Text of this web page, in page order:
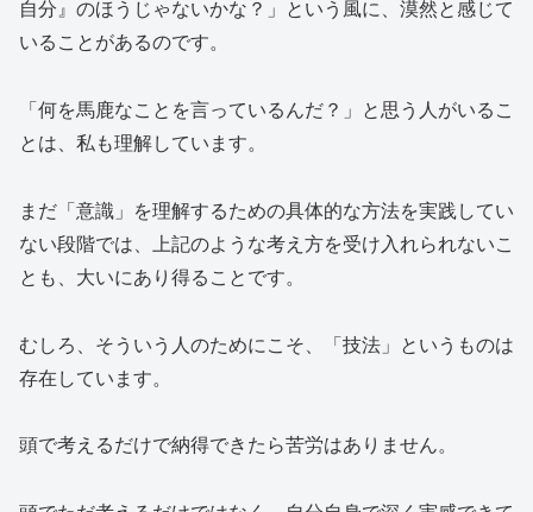
自分』のほうじゃないかな？」という風に、漠然と感じて
いることがあるのです。
「何を馬鹿なことを言っているんだ？」と思う人がいるこ
とは、私も理解しています。
まだ「意識」を理解するための具体的な方法を実践してい
ない段階では、上記のような考え方を受け入れられないこ
とも、大いにあり得ることです。
むしろ、そういう人のためにこそ、「技法」というものは
存在しています。
頭で考えるだけで納得できたら苦労はありません。